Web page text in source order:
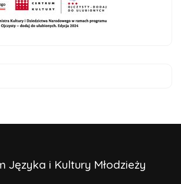
Języka i Kultury Młodzieży